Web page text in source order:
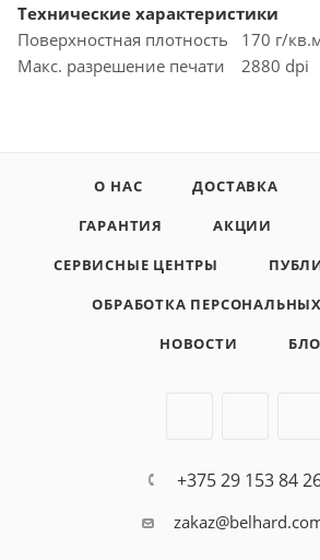
Технические характеристики
Поверхностная плотность
170 г/
Макс. разрешение печати
2880 dpi
О НАС ДОСТАВКА
ГАРАНТИЯ
АКЦИИ
СЕРВИСНЫЕ ЦЕНТРЫ
ОБРАБОТКА
НОВОСТИ
+375 29 153 84